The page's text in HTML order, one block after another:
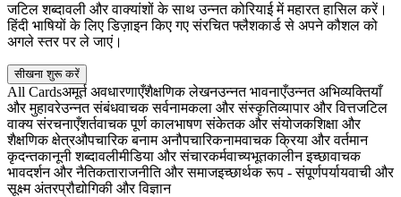
जटिल शब्दावली और वाक्यांशों के साथ उन्नत कोरियाई में महारत हासिल करें।
हिंदी भाषियों के लिए डिज़ाइन किए गए संरचित फ्लैशकार्ड से अपने कौशल को
अगले स्तर पर ले जाएं।
सीखना शुरू करें
All Cardsअमूर्त अवधारणाएँशैक्षणिक लेखनउन्नत भावनाएँउन्नत अभिव्यक्तियाँ
और मुहावरेउन्नत संबंधवाचक सर्वनामकला और संस्कृतिव्यापार और वित्तजटिल
वाक्य संरचनाएँशर्तवाचक पूर्ण कालभाषण संकेतक और संयोजकशिक्षा और
शैक्षणिक क्षेत्रऔपचारिक बनाम अनौपचारिकनामवाचक क्रिया और वर्तमान
कृदन्तकानूनी शब्दावलीमीडिया और संचारकर्मवाच्यभूतकालीन इच्छावाचक
भावदर्शन और नैतिकताराजनीति और समाजइच्छार्थक रूप - संपूर्णपर्यायवाची और
सूक्ष्म अंतरप्रौद्योगिकी और विज्ञान